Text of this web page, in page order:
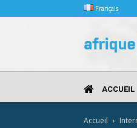
Français
ACCUEIL
Accueil